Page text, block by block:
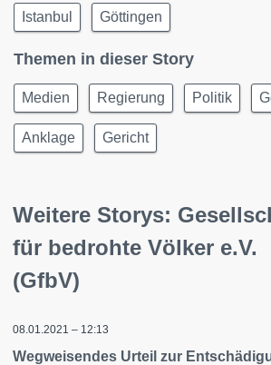
Istanbul Göttingen
Themen in dieser Story
Medien Regierung Politik
Anklage Gericht
Weitere Storys:
für bedrohte Völker e.V.
(GfbV)
08.01.2021 – 12:13
Wegweisendes Urteil zur